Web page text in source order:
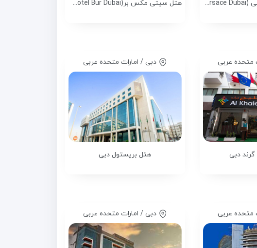
هتل پلازو ورساچه دبی (Palazzo Versace Dubai) هتل سیتی مکس بر(Citymax Hotel Bur Dubai)
متحده عربی
دبی
دبی / امارات متحده عربی
هتل بریستول دبی
متحده عربی دبی / امارات متحده عربی